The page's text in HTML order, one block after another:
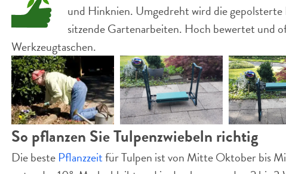
und Hinknien. Umgedreht wird die
sitzende Gartenarbeiten. Hoch bewertet und
Werkzeugtaschen.
So pflanzen Sie Tulpenzwiebeln richtig
Die beste Pflanzzeitfür Tulpen ist von Mitte Oktober bis